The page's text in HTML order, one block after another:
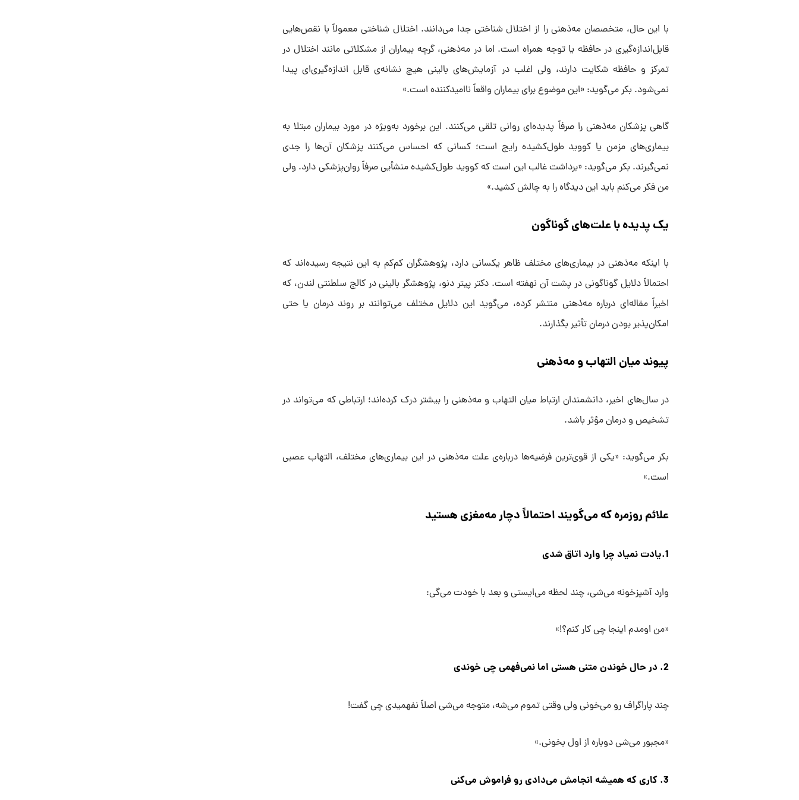
با این حال، متخصصان مه‌ذهنی را از اختلال شناختی جدا می‌دانند. اختلال شناختی معمولاً با نقص‌هایی
قابل‌اندازه‌گیری در حافظه یا توجه همراه است. اما در مه‌ذهنی، گرچه بیماران از مشکلاتی مانند اختلال در
تمرکز و حافظه شکایت دارند، ولی اغلب در آزمایش‌های بالینی هیچ نشانه‌ی قابل اندازه‌گیری‌ای پیدا
نمی‌شود. بکر می‌گوید: «این موضوع برای بیماران واقعاً ناامیدکننده است.»
گاهی پزشکان مه‌ذهنی را صرفاً پدیده‌ای روانی تلقی می‌کنند. این برخورد به‌ویژه در مورد بیماران مبتلا به
بیماری‌های مزمن یا کووید طول‌کشیده رایج است؛ کسانی که احساس می‌کنند پزشکان آن‌ها را جدی
نمی‌گیرند. بکر می‌گوید: «برداشت غالب این است که کووید طول‌کشیده منشأیی صرفاً روان‌پزشکی دارد. ولی
من فکر می‌کنم باید این دیدگاه را به چالش کشید.»
یک پدیده با علت‌های گوناگون
با اینکه مه‌ذهنی در بیماری‌های مختلف ظاهر یکسانی دارد، پژوهشگران کم‌کم به این نتیجه رسیده‌اند که
احتمالاً دلایل گوناگونی در پشت آن نهفته است. دکتر پیتر دنو، پژوهشگر بالینی در کالج سلطنتی لندن، که
اخیراً مقاله‌ای درباره مه‌ذهنی منتشر کرده، می‌گوید این دلایل مختلف می‌توانند بر روند درمان یا حتی
امکان‌پذیر بودن درمان تأثیر بگذارند.
پیوند میان التهاب و مه‌ذهنی
در سال‌های اخیر، دانشمندان ارتباط میان التهاب و مه‌ذهنی را بیشتر درک کرده‌اند؛ ارتباطی که می‌تواند در
تشخیص و درمان مؤثر باشد.
بکر می‌گوید: «یکی از قوی‌ترین فرضیه‌ها درباره‌ی علت مه‌ذهنی در این بیماری‌های مختلف، التهاب عصبی
است.»
علائم روزمره که می‌گویند احتمالاً دچار مه‌مغزی هستید
1.یادت نمیاد چرا وارد اتاق شدی
وارد آشپزخونه می‌شی، چند لحظه می‌ایستی و بعد با خودت می‌گی:
«من اومدم اینجا چی کار کنم؟!»
2. در حال خوندن متنی هستی اما نمی‌فهمی چی خوندی
چند پاراگراف رو می‌خونی ولی وقتی تموم می‌شه، متوجه می‌شی اصلاً نفهمیدی چی گفت!
«مجبور می‌شی دوباره از اول بخونی.»
3. کاری که همیشه انجامش می‌دادی رو فراموش می‌کنی